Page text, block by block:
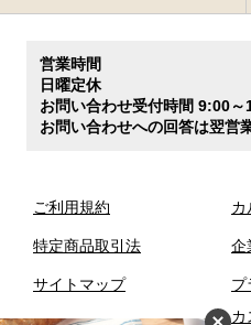
営業時間
日曜定休
お問い合わせ受付時間 9:00～
お問い合わせへの回答は翌営
ご利用規約
特定商品取引法
サイトマップ
カ
企
プ
カ